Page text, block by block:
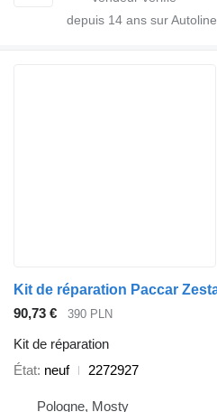
depuis 14 ans sur Autoline
90,73 € 390 PLN
Kit de réparation
État neuf 2272927
Pologne, Mosty